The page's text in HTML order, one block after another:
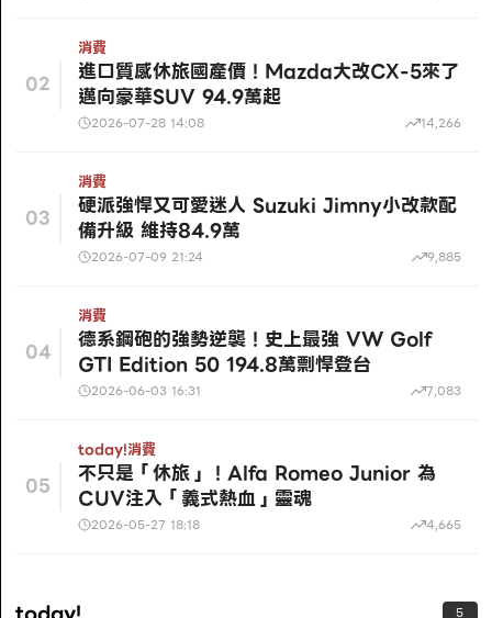
02
消費
進口質感休旅國產價！Mazda大改CX-5來了
邁向豪華SUV 94.9萬起
2026-07-28 14:08 14,266
03
消費
硬派強悍又可愛迷人 Suzuki Jimny小改款配
備升級 維持84.9萬
2026-07-09 21:24 9,885
04
消費
德系鋼砲的強勢逆襲！史上最強 VW Golf
GTI Edition 50 194.8萬剽悍登台
2026-06-03 16:31 7,083
05
today!消費
不只是「休旅」！Alfa Romeo Junior 為
CUV注入「義式熱血」靈魂
2026-05-27 18:18 4,665
5